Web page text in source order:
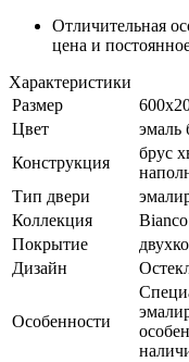
Отличительная
цена и
Характеристики
Размер
Цвет
эмаль
Конструкция
брус
Тип двери
Коллекция
Bianco
Покрытие
Дизайн
Особенности